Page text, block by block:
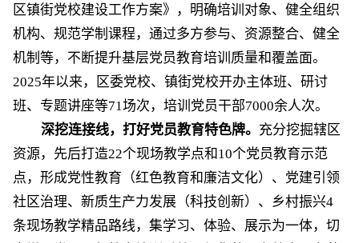
区镇街党校建设工作方案》，明确培训对象、健全组织
机构、规范学制课程，通过多方参与、资源整合、健全
机制等，不断提升基层党员教育培训质量和覆盖面。
2025年以来，区委党校、镇街党校开办主体班、研讨
班、专题讲座等71场次，培训党员干部7000余人次。
深挖连接线，打好党员教育特色牌。 充分挖掘辖区
资源， 先后打造22个现场教学点和10个党员教育示范
点，形成党性教育（红色教育和廉洁文化）、党建引领
社区治理、新质生产力发展（科技创新）、乡村振兴4
条现场教学精品路线，集学习、体验、展示为一体，切